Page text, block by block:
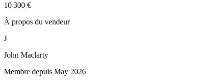
10 300 €
À propos du vendeur
J
John Maclarty
Membre depuis May 2026